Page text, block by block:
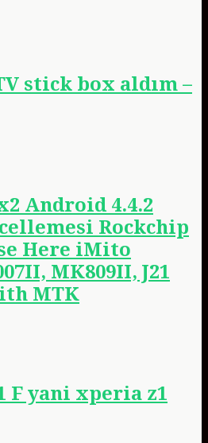
stick box aldım –
Android 4.4.2
Rockchip
Here iMito
MK809II, J21
MTK
F yani xperia z1